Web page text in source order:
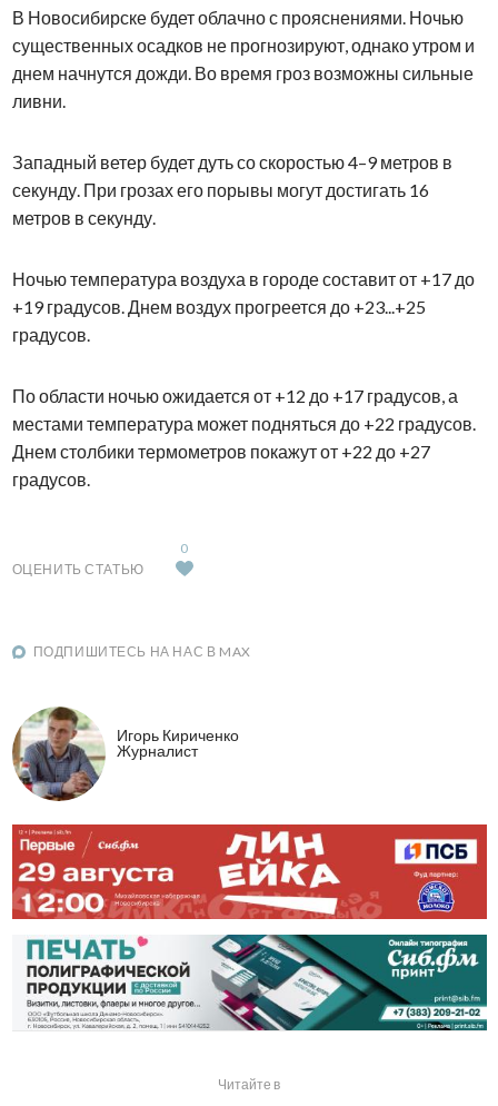
В Новосибирске будет облачно с прояснениями. Ночью
существенных осадков не прогнозируют, однако утром и
днем начнутся дожди. Во время гроз возможны сильные
ливни.
Западный ветер будет дуть со скоростью 4–9 метров в
секунду. При грозах его порывы могут достигать 16
метров в секунду.
Ночью температура воздуха в городе составит от +17 до
+19 градусов. Днем воздух прогреется до +23...+25
градусов.
По области ночью ожидается от +12 до +17 градусов, а
местами температура может подняться до +22 градусов.
Днем столбики термометров покажут от +22 до +27
градусов.
ОЦЕНИТЬ СТАТЬЮ
0
ПОДПИШИТЕСЬ НА НАС В MAX
Игорь Кириченко
Журналист
Читайте в